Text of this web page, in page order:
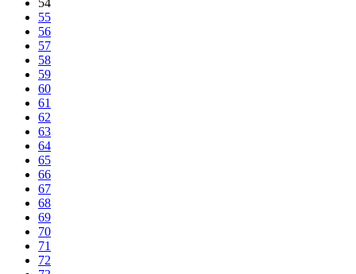
54
55
56
57
58
59
60
61
62
63
64
65
66
67
68
69
70
71
72